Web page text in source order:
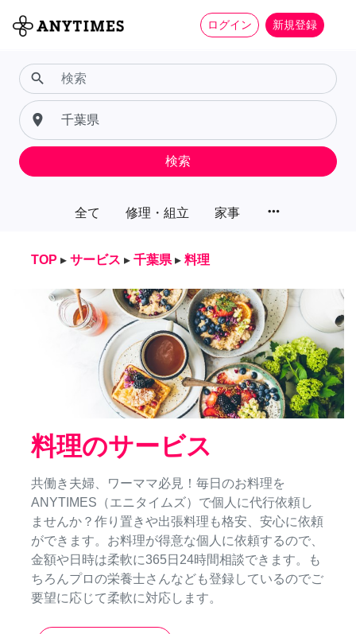
ログイン 新規登録
全て 修理・組立 家事 more_horiz
search
place
検索
TOP ▸ サービス ▸ 千葉県 ▸ 料理
料理のサービス
共働き夫婦、ワーママ必見！毎日のお料理を
ANYTIMES（エニタイムズ）で個人に代行依頼し
ませんか？作り置きや出張料理も格安、安心に依頼
ができます。お料理が得意な個人に依頼するので、
金額や日時は柔軟に365日24時間相談できます。も
ちろんプロの栄養士さんなども登録しているのでご
要望に応じて柔軟に対応します。